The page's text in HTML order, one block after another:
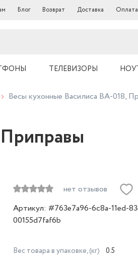
Блог Возврат Доставка Оплата
ТЕЛЕВИЗОРЫ
Весы кухонные Василиса ВА-018,
нет отзывов
Артикул: #763e7a96-6c8a-11ed-
00155d7faf6b
Вес товара в упаковке, (кг)
0.5